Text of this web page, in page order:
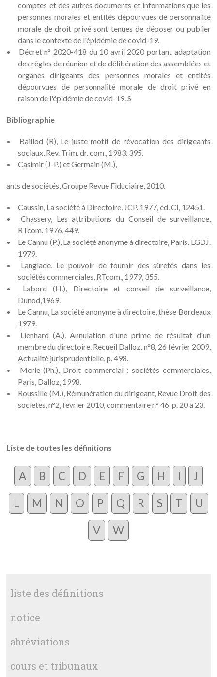
comptes et des autres documents et informations que les
personnes morales et entités dépourvues de personnalité
morale de droit privé sont tenues de déposer ou publier
dans le contexte de l'épidémie de covid-19.
Décret n° 2020-418 du 10 avril 2020 portant adaptation
des règles de réunion et de délibération des assemblées et
organes dirigeants des personnes morales et entités
dépourvues de personnalité morale de droit privé en
raison de l'épidémie de covid-19. S
Bibliographie
Baillod (R), Le juste motif de révocation des dirigeants
sociaux, Rev. Trim. dr. com., 1983. 395.
Casimir (J-P.) et Germain (M.),
ants de sociétés, Groupe Revue Fiduciaire, 2010.
Caussin, La société à Directoire, JCP. 1977, éd. CI, 12451.
Chassery, Les attributions du Conseil de surveillance,
RTcom. 1976, 449.
Le Cannu (P.), La société anonyme à directoire, Paris, LGDJ.
1979.
Langlade, Le pouvoir de fournir des sûretés dans les
sociétés commerciales, RTcom., 1979, 355.
Labord (H.), Directoire et conseil de surveillance,
Dunod,1969.
Le Cannu, La société anonyme à directoire, thèse Bordeaux
1979.
Lienhard (A.), Annulation d'une prime de résultat d'un
membre du directoire. Recueil Dalloz, n°8, 26 février 2009,
Actualité jurisprudentielle, p. 498.
Merle (Ph.), Droit commercial : sociétés commerciales,
Paris, Dalloz, 1998.
Roussille (M.), Rémunération du dirigeant, Revue Droit des
sociétés, n°2, février 2010, commentaire n° 46, p. 20 à 23.
Liste de toutes les définitions
A B C D E F G H I J
L M N O P Q R S T U
V W
liste des définitions
notice
abréviations
cours et tribunaux